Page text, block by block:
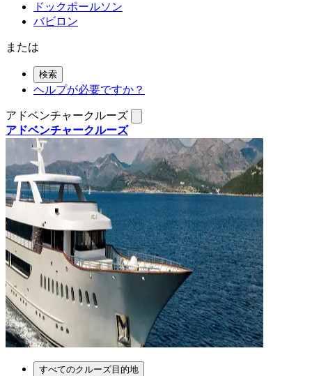
ドックポールソン
バビロン
または
検索
ヘルプが必要ですか？
アドベンチャークルーズ
アドベンチャークルーズ
すべてのクルーズ目的地